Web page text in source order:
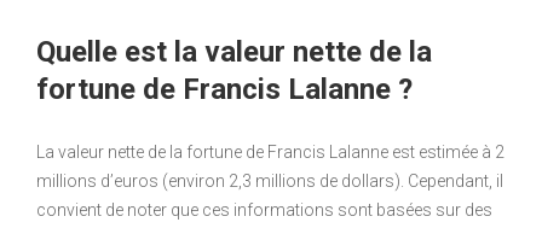
Quelle est la valeur nette de la
fortune de Francis Lalanne ?
La valeur nette de la fortune de Francis Lalanne est estimée à 2
millions d’euros (environ 2,3 millions de dollars). Cependant, il
convient de noter que ces informations sont basées sur des